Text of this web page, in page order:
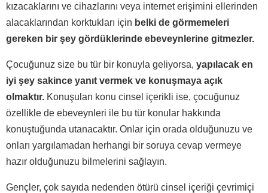
kızacaklarını ve cihazlarını veya internet erişimini ellerinden
alacaklarından korktukları için belki de görmemeleri
gereken bir şey gördüklerinde ebeveynlerine gitmezler.
Çocuğunuz size bu tür bir konuyla geliyorsa, yapılacak en
iyi şey sakince yanıt vermek ve konuşmaya açık
olmaktır. Konuşulan konu cinsel içerikli ise, çocuğunuz
özellikle de ebeveynleri ile bu tür konular hakkında
konuştuğunda utanacaktır. Onlar için orada olduğunuzu ve
onları yargılamadan herhangi bir soruya cevap vermeye
hazır olduğunuzu bilmelerini sağlayın.
Gençler, çok sayıda nedenden ötürü cinsel içeriği çevrimiçi